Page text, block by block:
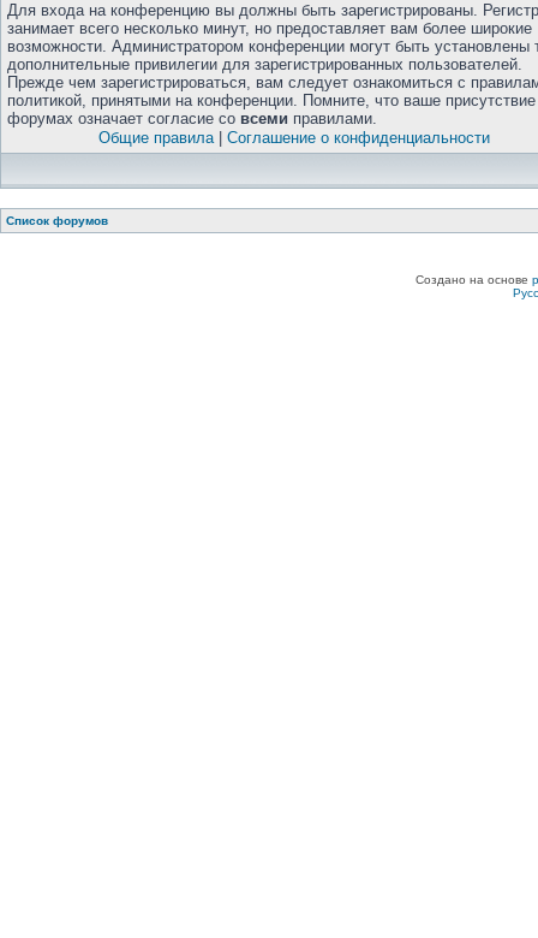
Для входа на конференцию вы должны быть зарегистрированы.
занимает всего несколько минут, но предоставляет вам более широкие
возможности. Администратором конференции могут быть установлены
дополнительные привилегии для зарегистрированных пользователей.
Прежде чем зарегистрироваться, вам следует ознакомиться с
политикой, принятыми на конференции. Помните, что ваше
форумах означает согласие со всеми правилами.
Общие правила| Соглашение о конфиденциальности
Список форумов
Создано на основе